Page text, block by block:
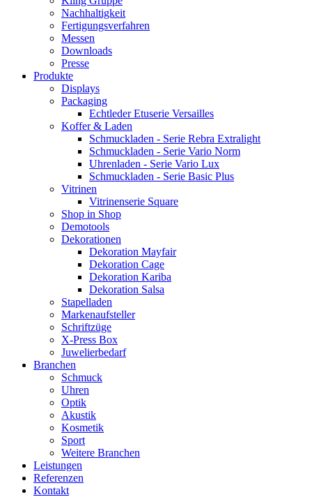
Nachhaltigkeit
Fertigungsverfahren
Messen
Downloads
Presse
Produkte
Displays
Packaging
Echtleder Etuserie Versailles
Koffer & Laden
Schmuckladen - Serie Rebra Extralight
Schmuckladen - Serie Vario Norm
Uhrenladen - Serie Vario Lux
Schmuckladen - Serie Basic Plus
Vitrinen
Vitrinenserie Square
Shop in Shop
Demotools
Dekorationen
Dekoration Mayfair
Dekoration Cage
Dekoration Kariba
Dekoration Salsa
Stapelladen
Markenaufsteller
Schriftzüge
X-Press Box
Juwelierbedarf
Branchen
Schmuck
Uhren
Optik
Akustik
Kosmetik
Sport
Weitere Branchen
Leistungen
Referenzen
Kontakt